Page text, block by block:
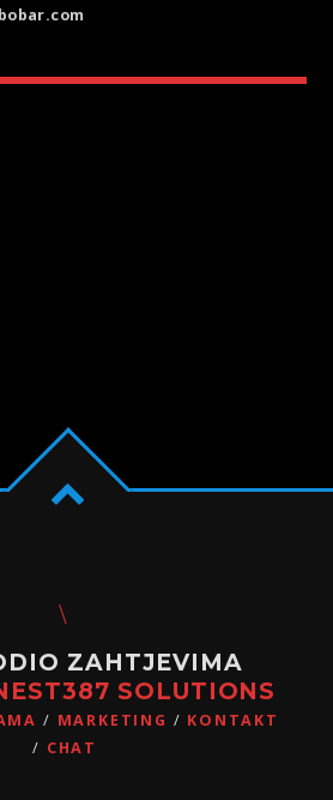
ZAHTJEVIMA
SOLUTIONS
MARKETING
KONTAKT
CHAT